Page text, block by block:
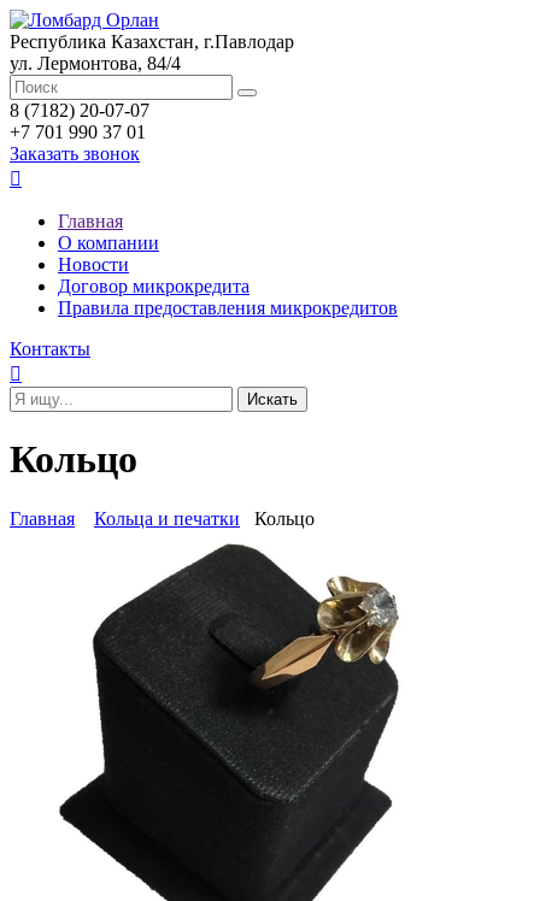
Республика Казахстан, г.Павлодар
ул. Лермонтова, 84/4
8 (7182) 20-07-07
+7 701 990 37 01
Заказать звонок

Главная
О компании
Новости
Договор микрокредита
Правила предоставления микрокредитов
Контакты

Кольцо
Главная Кольца и печатки Кольцо